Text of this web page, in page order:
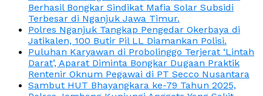
Berhasil Bongkar Sindikat Mafia Solar Subsidi
Terbesar di Nganjuk Jawa Timur.
Polres Nganjuk Tangkap Pengedar Okerbaya di
Jatikalen, 100 Butir Pil LL Diamankan Polisi.
Puluhan Karyawan di Probolinggo Terjerat ‘Lintah
Darat’, Aparat Diminta Bongkar Dugaan Praktik
Rentenir Oknum Pegawai di PT Secco Nusantara
Sambut HUT Bhayangkara ke-79 Tahun 2025,